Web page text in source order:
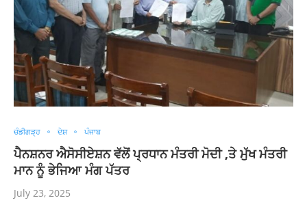
ਚੰਡੀਗੜ੍ਹ ਦੇਸ਼ ਪੰਜਾਬ
ਪੈਨਸ਼ਨਰ ਐਸੋਸੀਏਸ਼ਨ ਵੱਲੋਂ ਪ੍ਰਧਾਨ ਮੰਤਰੀ ਮੋਦੀ ,ਤੇ ਮੁੱਖ ਮੰਤਰੀ
ਮਾਨ ਨੂੰ ਭੇਜਿਆ ਮੰਗ ਪੱਤਰ
July 23, 2025